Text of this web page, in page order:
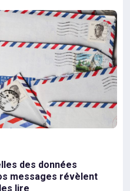
des données
messages révèlent
lire